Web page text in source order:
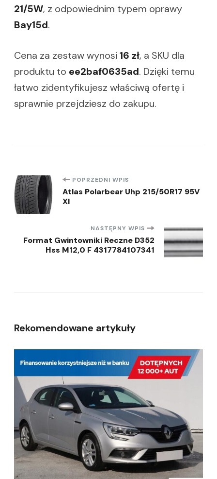
21/5W, z odpowiednim typem oprawy
Bay15d.
Cena za zestaw wynosi 16 zł, a SKU dla
produktu to ee2baf0635ad. Dzięki temu
łatwo zidentyfikujesz właściwą ofertę i
sprawnie przejdziesz do zakupu.
Nawigacja
wpisu
POPRZEDNI WPIS
Atlas Polarbear Uhp 215/50R17 95V
Xl
NASTĘPNY WPIS
Format Gwintowniki Reczne D352
Hss M12,0 F 4317784107341
Rekomendowane artykuły